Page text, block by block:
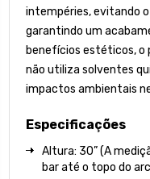
intempéries, evitando
garantindo um
benefícios estéticos, o
não utiliza solventes
impactos ambientais
Especificações
Altura: 30” (A
bar até o topo do